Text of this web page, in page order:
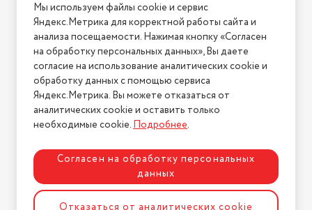
Условия возврата
Нашли ошибку на сайте? Напишите нам
2026 © Интернет-магазин "АстМаркет". У нас есть всё!
Политика конфиденциальности
Разработка сайтаASTDESIGN
Мы используем файлы cookie и сервис
Яндекс.Метрика для корректной работы сайта и
анализа посещаемости. Нажимая кнопку «Согласен
на обработку персональных данных», Вы даете
согласие на использование аналитических cookie и
обработку данных с помощью сервиса
Яндекс.Метрика. Вы можете отказаться от
аналитических cookie и оставить только
необходимые cookie.Подробнее.
Согласен на обработку персональных
данных
Отказаться от аналитических cookie